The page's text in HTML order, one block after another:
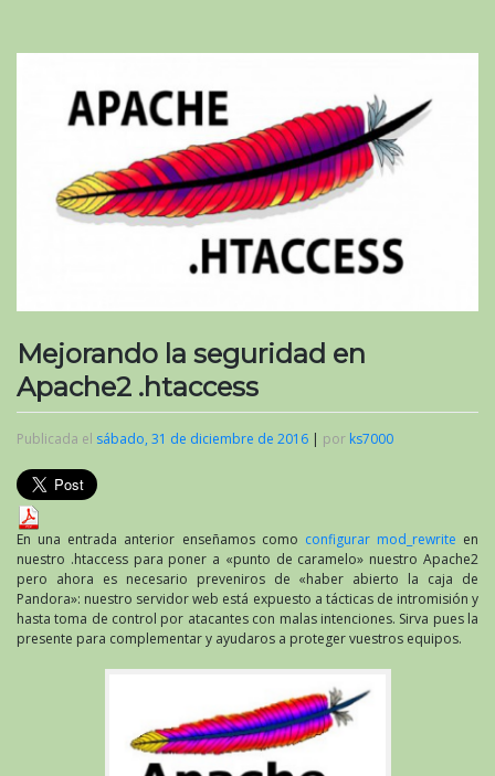
Mejorando la seguridad en
Apache2 .htaccess
Publicada el sábado, 31 de diciembre de 2016 | por ks7000
En una entrada anterior enseñamos como configurar mod_rewrite en
nuestro .htaccess para poner a «punto de caramelo» nuestro Apache2
pero ahora es necesario preveniros de «haber abierto la caja de
Pandora»: nuestro servidor web está expuesto a tácticas de intromisión y
hasta toma de control por atacantes con malas intenciones. Sirva pues la
presente para complementar y ayudaros a proteger vuestros equipos.